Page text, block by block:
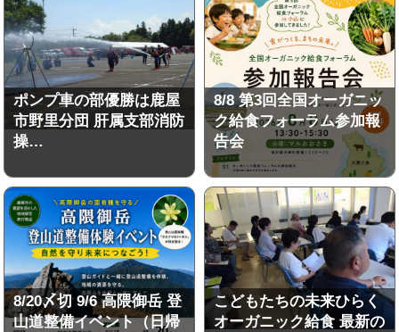
ポンプ車の部優勝は鹿屋
市野里分団 肝属支部消防
操…
8/8 第3回全国オーガニッ
ク給食フォーラム参加報
告会
8/20〆切 9/6 高隈御岳 登
山道整備イベント（日帰
こどもたちの未来ひらく
オーガニック給食 最新の